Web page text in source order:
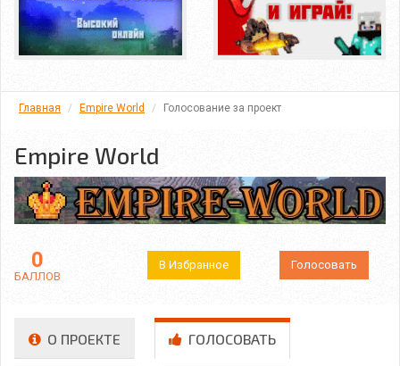
Главная Empire World Голосование за проект
Empire World
0
БАЛЛОВ
В Избранное Голосовать
О ПРОЕКТЕ ГОЛОСОВАТЬ